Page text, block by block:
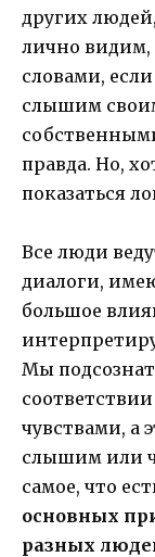
других
лично
словами,
слышим
правда. Но,
показаться
Все люди
диалоги,
большое
Мы
чувствами, а
слышим или
самое, что
основных
разных